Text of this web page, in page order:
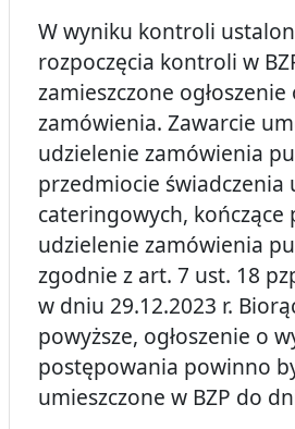
W wyniku kontroli
rozpoczęcia kontroli w
zamieszczone
zamówienia. Zawarcie
udzielenie zamówienia
przedmiocie świadczenia
cateringowych,
udzielenie zamówienia
zgodnie z art. 7 ust. 18
w dniu 29.12.2023 r.
powyższe, ogłoszenie o
postępowania powinno
umieszczone w BZP do